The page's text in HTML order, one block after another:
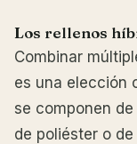
Los rellenos
Combinar
es una elección
se componen
de poliéster o